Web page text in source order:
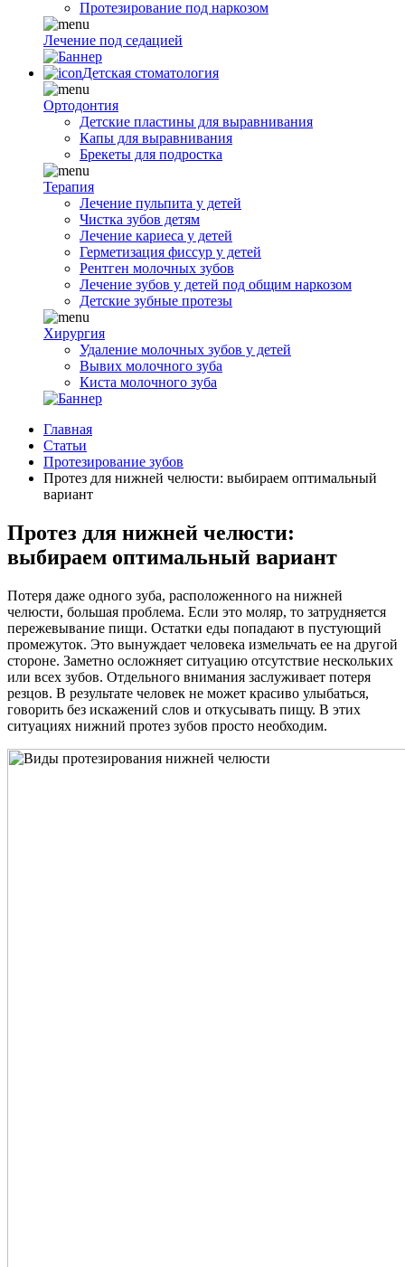
Протезирование под наркозом
Лечение под седацией
Детская стоматология
Ортодонтия
Детские пластины для выравнивания
Капы для выравнивания
Брекеты для подростка
Терапия
Лечение пульпита у детей
Чистка зубов детям
Лечение кариеса у детей
Герметизация фиссур у детей
Рентген молочных зубов
Лечение зубов у детей под общим наркозом
Детские зубные протезы
Хирургия
Удаление молочных зубов у детей
Вывих молочного зуба
Киста молочного зуба
Главная
Статьи
Протезирование зубов
Протез для нижней челюсти: выбираем оптимальный
вариант
Протез для нижней челюсти:
выбираем оптимальный вариант
Потеря даже одного зуба, расположенного на нижней
челюсти, большая проблема. Если это моляр, то затрудняется
пережевывание пищи. Остатки еды попадают в пустующий
промежуток. Это вынуждает человека измельчать ее на другой
стороне. Заметно осложняет ситуацию отсутствие нескольких
или всех зубов. Отдельного внимания заслуживает потеря
резцов. В результате человек не может красиво улыбаться,
говорить без искажений слов и откусывать пищу. В этих
ситуациях нижний протез зубов просто необходим.